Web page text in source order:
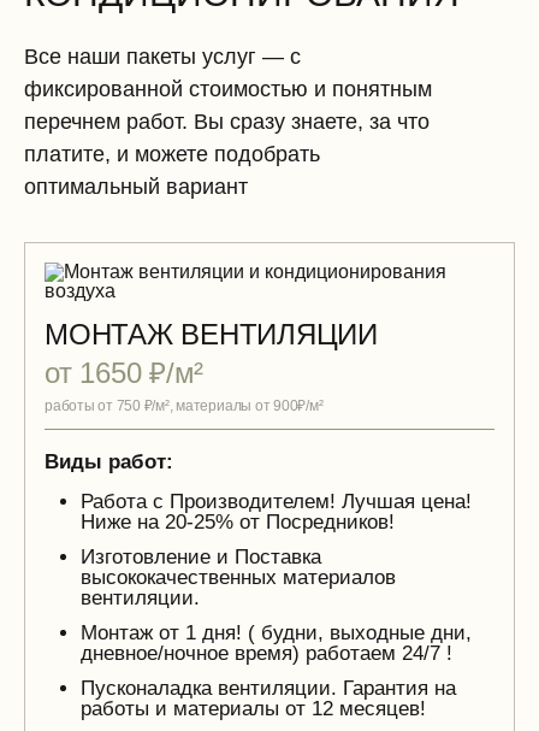
Все наши пакеты услуг — с
фиксированной стоимостью и понятным
перечнем работ. Вы сразу знаете, за что
платите, и можете подобрать
оптимальный вариант
МОНТАЖ ВЕНТИЛЯЦИИ
от 1650 ₽/м²
работы от 750 ₽/м², материалы от 900₽/м²
Виды работ:
Работа с Производителем! Лучшая цена!
Ниже на 20-25% от Посредников!
Изготовление и Поставка
высококачественных материалов
вентиляции.
Монтаж от 1 дня! ( будни, выходные дни,
дневное/ночное время) работаем 24/7 !
Пусконаладка вентиляции. Гарантия на
работы и материалы от 12 месяцев!